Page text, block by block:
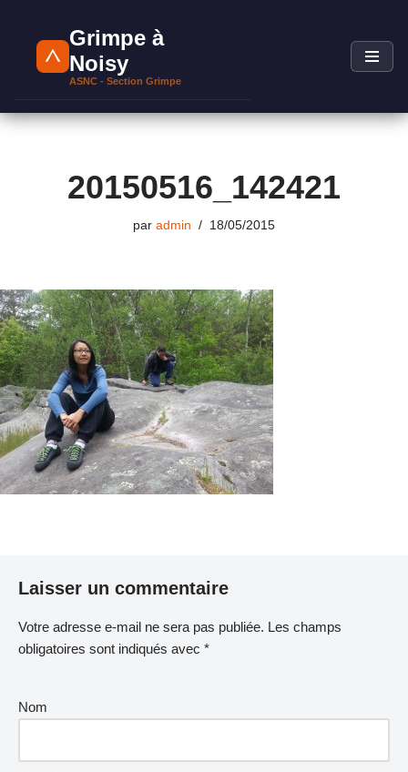
Aller
Grimpe à
Noisy
ASNC - Section Grimpe
20150516_142421
par admin 18/05/2015
Laisser un commentaire
Votre adresse e-mail ne sera pas publiée. Les champs
obligatoires sont indiqués avec *
Nom